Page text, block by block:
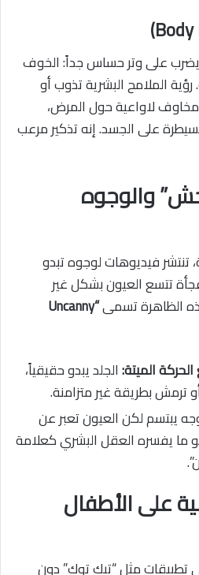
يضرب على وتر حساس جداً: الخوف
الملامح البشرية تذوب أو
مخاوف لاواعية حول المرض،
على الجسد. إنه تذكير مرعب
والوجوه
تنتشر فيديوهات لوجوه تبدو
تتسع العيون بشكل غير
الظاهرة تسمى“Uncanny
الميتة:الجلد يبدو حقيقياً،
ترمش بطريقة غير متزامنة.
يبتسم لكن العيون تعبر عن
ما يفسره العقل البشري كعلامة
على الأطفال
تطبيقات مثل “تيك توك” دون